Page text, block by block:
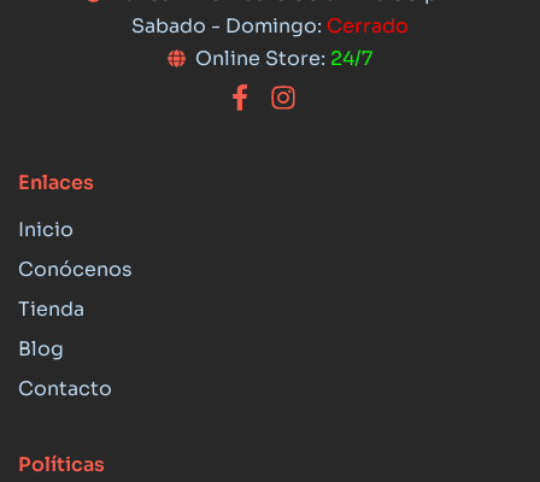
Sabado - Domingo: Cerrado
Online Store: 24/7
Enlaces
Inicio
Conócenos
Tienda
Blog
Contacto
Políticas